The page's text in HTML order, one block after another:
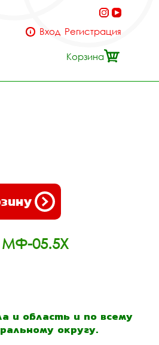
Вход Регистрация
Корзина
МФ-05.5Х
и область и по всему
округу.